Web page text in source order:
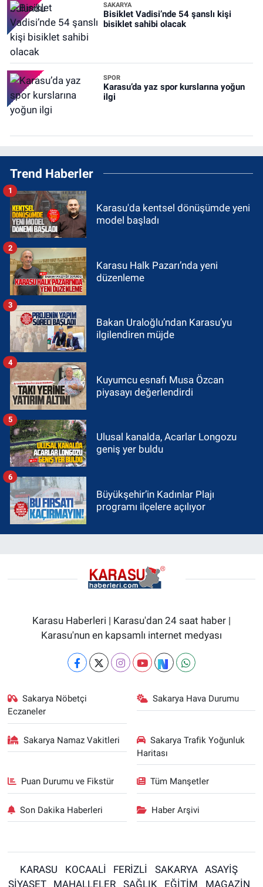
SAKARYA
Bisiklet Vadisi’nde 54 şanslı kişi
bisiklet sahibi olacak
SPOR
Karasu’da yaz spor kurslarına yoğun
ilgi
Trend Haberler
Karasu'da kentsel dönüşümde yeni
model başladı
1
Karasu Halk Pazarı’nda yeni
düzenleme
2
Bakan Uraloğlu’ndan Karasu’yu
ilgilendiren müjde
3
Kuyumcu esnafı Musa Özcan
piyasayı değerlendirdi
4
Ulusal kanalda, Acarlar Longozu
geniş yer buldu
5
Büyükşehir’in Kadınlar Plajı
programı ilçelere açılıyor
6
Karasu Haberleri | Karasu'dan 24 saat haber |
Karasu'nun en kapsamlı internet medyası
Sakarya Nöbetçi
Eczaneler
Sakarya Hava Durumu
Sakarya Namaz Vakitleri
Sakarya Trafik Yoğunluk
Haritası
Puan Durumu ve Fikstür Tüm Manşetler
Son Dakika Haberleri Haber Arşivi
KARASU KOCAALİ FERİZLİ SAKARYA
ASAYİŞ
SİYASET
MAHALLELER SAĞLIK EĞİTİM MAGAZİN